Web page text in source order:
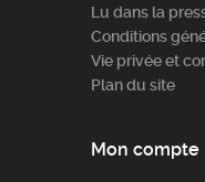
Lu dans la
Conditions
Vie privée et
Plan du site
Mon compte